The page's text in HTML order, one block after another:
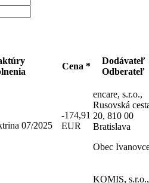
Cena *
Dodávateľ
Odberateľ
07/2025
-174,91
EUR
encare, s.r.o.,
Rusovská
20, 810 00
Bratislava
Obec
KOMIS, s.r.o.,